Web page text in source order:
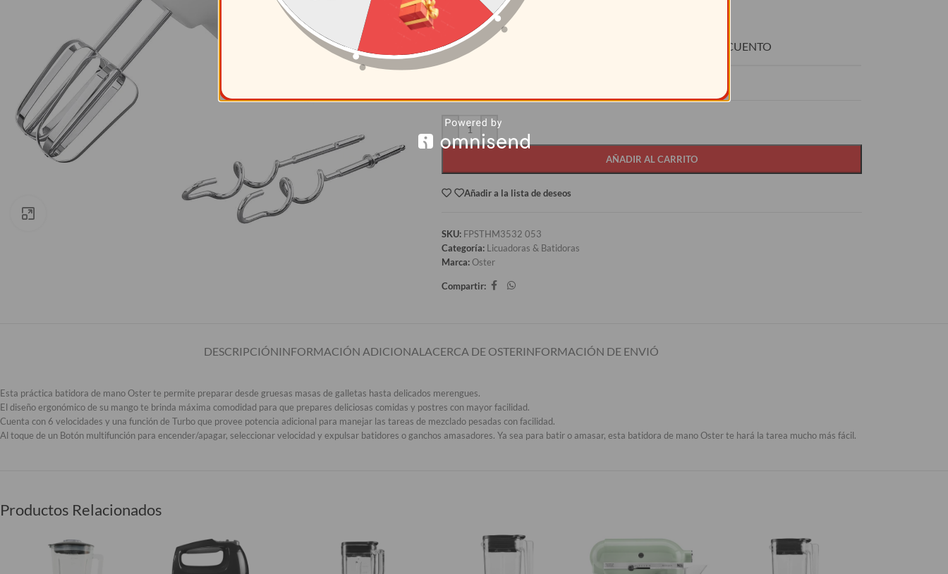
109.50
CANTIDAD DESCUENTO
AÑADIR AL CARRITO
Añadir a la lista de deseos
SKU: FPSTHM3532 053
Categoría: Licuadoras & Batidoras
Marca:Oster
Compartir:
DESCRIPCIÓNINFORMACIÓN ADICIONAL ACERCA DE OSTERINFORMACIÓN DE ENVIÓ
Esta práctica batidora de mano Oster te permite preparar desde gruesas masas de galletas hasta delicados merengues.
El diseño ergonómico de su mango te brinda máxima comodidad para que prepares deliciosas comidas y postres con mayor facilidad.
Cuenta con 6 velocidades y una función de Turbo que provee potencia adicional para manejar las tareas de mezclado pesadas con facilidad.
Al toque de un Botón multifunción para encender/apagar, seleccionar velocidad y expulsar batidores o ganchos amasadores. Ya sea para batir o amasar, esta batidora de mano Oster te hará la tarea mucho más fácil.
Productos Relacionados